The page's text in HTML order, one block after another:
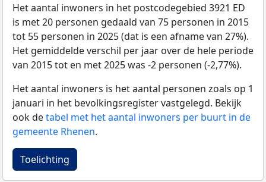
Het aantal inwoners in het postcodegebied 3921 ED
is met 20 personen gedaald van 75 personen in 2015
tot 55 personen in 2025 (dat is een afname van 27%).
Het gemiddelde verschil per jaar over de hele periode
van 2015 tot en met 2025 was -2 personen (-2,77%).
Het aantal inwoners is het aantal personen zoals op 1
januari in het bevolkingsregister vastgelegd. Bekijk
ook detabel met het aantal inwoners per buurt in de
gemeente Rhenen.
Toelichting